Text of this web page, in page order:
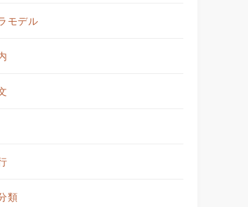
モデル
類